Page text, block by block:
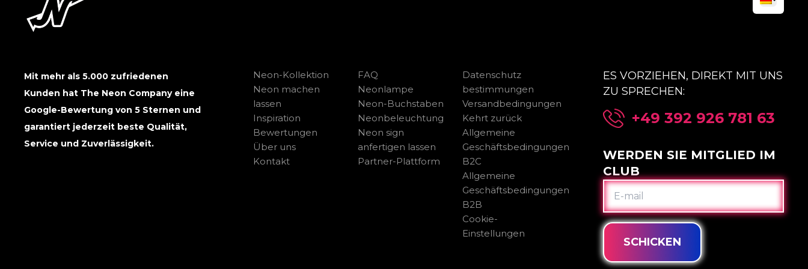
Mit mehr als 5.000 zufriedenen
Kunden hat The Neon Company eine
Google-Bewertung von 5 Sternen und
garantiert jederzeit beste Qualität,
Service und Zuverlässigkeit.
Neon-Kollektion
Neon machen
lassen
Inspiration
Bewertungen
Über uns
Kontakt
FAQ
Neonlampe
Neon-Buchstaben
Neonbeleuchtung
Neon sign
anfertigen lassen
Partner-Plattform
Datenschutz
bestimmungen
Versandbedingungen
Kehrt zurück
Allgemeine
Geschäftsbedingungen
B2C
Allgemeine
Geschäftsbedingungen
B2B
Cookie-
Einstellungen
ES VORZIEHEN, DIREKT MIT UNS
ZU SPRECHEN:
+49 392 926 781 63
WERDEN SIE MITGLIED IM
CLUB
E-
MAIL
SCHICKEN